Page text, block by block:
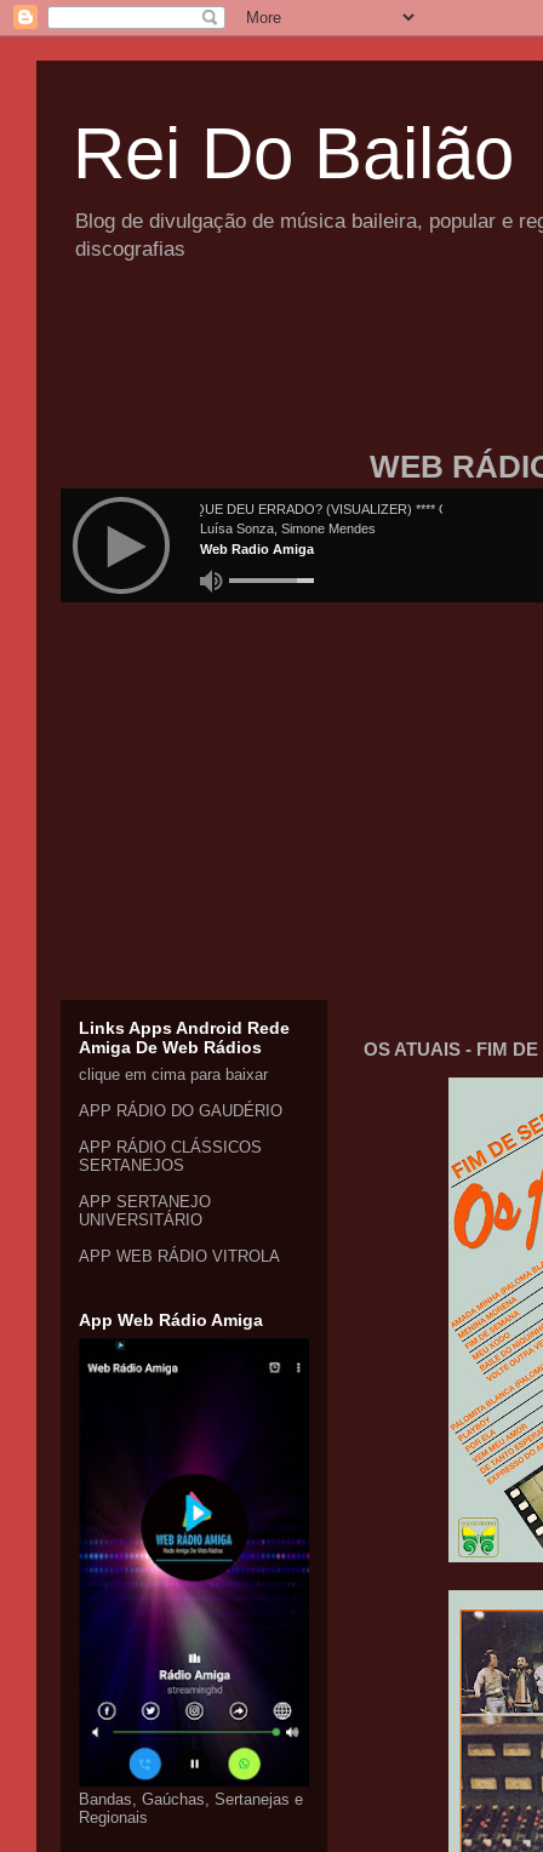
Rei Do Bailão
Blog de divulgação de música baileira, popular e
discografias
WEB
OS ATUAIS - FIM
Links Apps Android Rede
Amiga De Web Rádios
clique em cima para baixar
APP RÁDIO DO GAUDÉRIO
APP RÁDIO CLÁSSICOS
SERTANEJOS
APP SERTANEJO
UNIVERSITÁRIO
APP WEB RÁDIO VITROLA
App Web Rádio Amiga
Bandas, Gaúchas, Sertanejas e
Regionais